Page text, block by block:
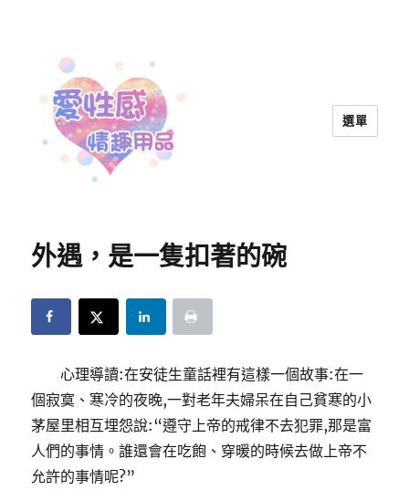
選單
外遇，是一隻扣著的碗
心理導讀:在安徒生童話裡有這樣一個故事:在一
個寂寞、寒冷的夜晚,一對老年夫婦呆在自己貧寒的小
茅屋里相互埋怨說:“遵守上帝的戒律不去犯罪,那是富
人們的事情。誰還會在吃飽、穿暖的時候去做上帝不
允許的事情呢?”